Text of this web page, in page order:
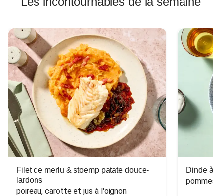
Filet de merlu & stoemp patate douce-
lardons
poireau, carotte et jus à l'oignon
Dinde à
pommes